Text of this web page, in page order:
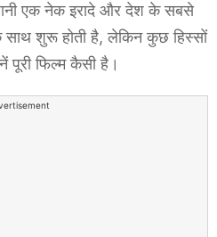
एक नेक इरादे और देश के सबसे
शुरू होती है, लेकिन कुछ हिस्सों
पूरी फिल्म कैसी है।